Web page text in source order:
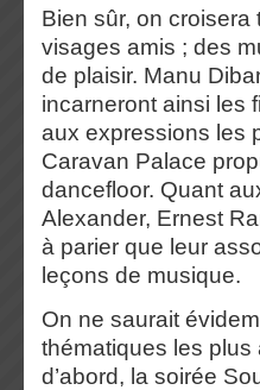
Bien sûr, on
visages amis ; des
de plaisir. Manu
incarneront ainsi les
aux expressions les
Caravan Palace
dancefloor. Quant
Alexander, Ernest
à parier que leur
leçons de musique.
On ne saurait
thématiques les plus
d’abord, la soirée